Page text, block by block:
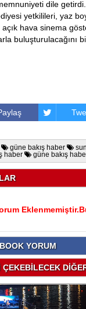
dile getirdi.
yetkilileri, yaz
hava sinema
buluşturulacağını
güne bakış haber
haber
güne bakış
YORUM
ÇEKEBİLECEK